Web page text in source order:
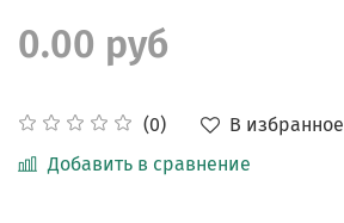
(0)
В избранное
Добавить в сравнение
0.00 руб